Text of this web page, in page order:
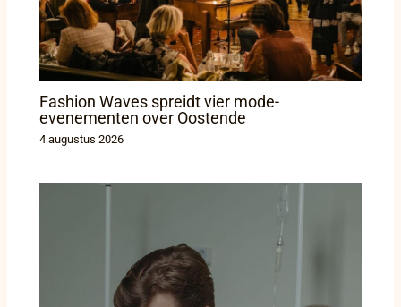
Fashion Waves spreidt vier mode-
evenementen over Oostende
4 augustus 2026